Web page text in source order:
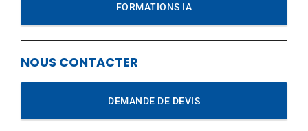
FORMATIONS IA
NOUS CONTACTER
DEMANDE DE DEVIS